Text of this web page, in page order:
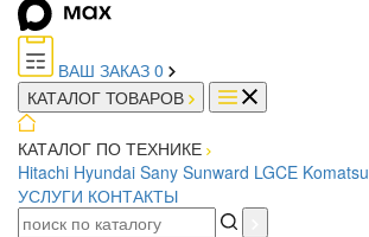
ВАШ ЗАКАЗ 0
КАТАЛОГ ТОВАРОВ
КАТАЛОГ ПО ТЕХНИКЕ
Hitachi Hyundai Sany Sunward LGCE Komatsu
УСЛУГИ КОНТАКТЫ